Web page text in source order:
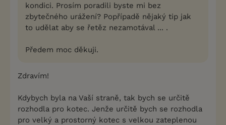
kondici. Prosím poradili byste mi bez
zbytečného urážení? Popřípadě nějaký tip jak
to udělat aby se řetěz nezamotával ... .
Předem moc děkuji.
Zdravím!
Kdybych byla na Vaší straně, tak bych se určitě
rozhodla pro kotec. Jenže určitě bych se rozhodla
pro velký a prostorný kotec s velkou zateplenou